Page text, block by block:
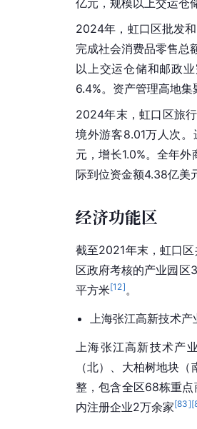
亿元，规模以上交运仓
2024年，虹口区批发
完成社会消费品零售总
以上交运仓储和邮政
6.4%。资产管理高地
2024年末，虹口区旅
境外游客8.01万人次
元，增长1.0%。全年外
际到位资金额4.38亿美
经济功能区
截至2021年末，虹口区
区政府考核的产业园区
平方米[12]。
上海张江高新技术产
上海张江高新技术产
（北）、大柏树地块
整，包含全区68栋重
内注册企业2万余家[83][